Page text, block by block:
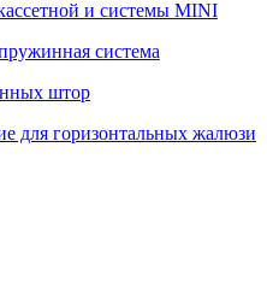
и системы MINI
система
штор
для горизонтальных жалюзи